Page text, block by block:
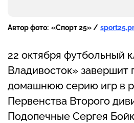
Автор фото: «Спорт 25» /
22 октября футбольный
Владивосток» завершит
домашнюю серию игр в
Первенства Второго
Подопечные Сергея